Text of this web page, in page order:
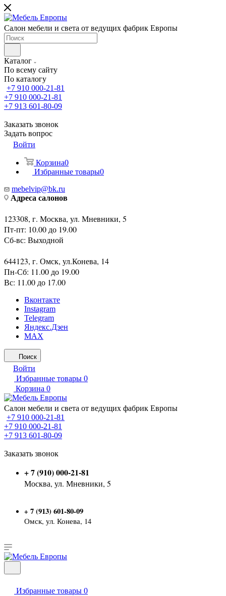
Салон мебели и света от ведущих фабрик Европы
Каталог
По всему сайту
По каталогу
+7 910 000-21-81
+7 910 000-21-81
+7 913 601-80-09
Заказать звонок
Задать вопрос
Войти
Корзина0
Избранные товары0
mebelvip@bk.ru
Адреса салонов
123308, г. Москва, ул. Мневники, 5
Пт-пт: 10.00 до 19.00
Сб-вс: Выходной
644123, г. Омск, ул.Конева, 14
Пн-Сб: 11.00 до 19.00
Вс: 11.00 до 17.00
Вконтакте
Instagram
Telegram
Яндекс.Дзен
MAX
Поиск
Войти
Избранные товары 0
Корзина 0
Салон мебели и света от ведущих фабрик Европы
+7 910 000-21-81
+7 910 000-21-81
+7 913 601-80-09
Заказать звонок
+ 7 (910) 000-21-81
Москва, ул. Мневники, 5
+ 7 (913) 601-80-09
Омск, ул. Конева, 14
Избранные товары 0